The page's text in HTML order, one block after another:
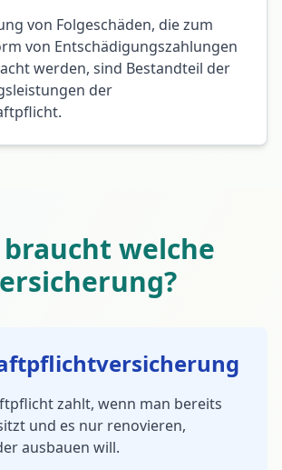
von Folgeschäden, die zum
von Entschädigungszahlungen
werden, sind Bestandteil der
der
welche
zahlt, wenn man bereits
und es nur renovieren,
ausbauen will.